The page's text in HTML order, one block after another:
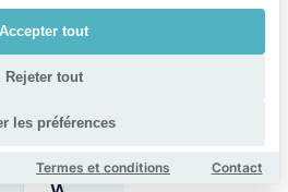
district
stationnement
quartier de
Accepter tout
Rejeter tout
les préférences
Termes et conditions Contact